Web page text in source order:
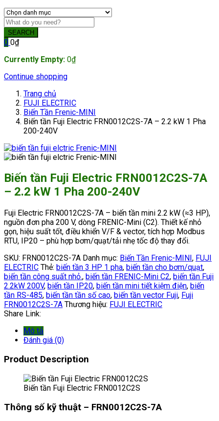
SEARCH
0 0₫
Currently Empty: 0₫
Continue shopping
Trang chủ
FUJI ELECTRIC
Biến Tần Frenic-MINI
Biến tần Fuji Electric FRN0012C2S-7A – 2.2 kW 1 Pha
200-240V
Biến tần Fuji Electric FRN0012C2S-7A
– 2.2 kW 1 Pha 200-240V
Fuji Electric FRN0012C2S-7A – biến tần mini 2.2 kW (≈3 HP),
nguồn đơn pha 200 V, dòng FRENIC-Mini (C2). Thiết kế nhỏ
gọn, hiệu suất tốt, điều khiển V/F & vector, tích hợp Modbus
RTU, IP20 – phù hợp bơm/quạt/tải nhẹ tốc độ thay đổi.
SKU: FRN0012C2S-7A Danh mục: Biến Tần Frenic-MINI , FUJI
ELECTRIC Thẻ: biến tần 3 HP 1 pha, biến tần cho bơm/quạt,
biến tần công suất nhỏ., biến tần FRENIC-Mini C2, biến tần Fuji
2.2kW 200V, biến tần IP20, biến tần mini tiết kiệm điện, biến
tần RS-485, biến tần tần số cao, biến tần vector Fuji, Fuji
FRN0012C2S-7A Thương hiệu: FUJI ELECTRIC
Share Link:
Mô tả
Đánh giá (0)
Product Description
Biến tần Fuji Electric FRN0012C2S
Thông số kỹ thuật – FRN0012C2S-7A